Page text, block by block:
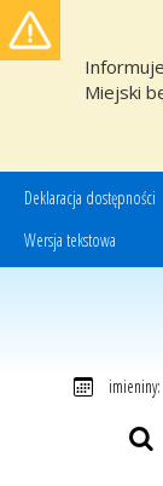
Miejski
Deklaracja dostępności
Wersja tekstowa
Miasto i